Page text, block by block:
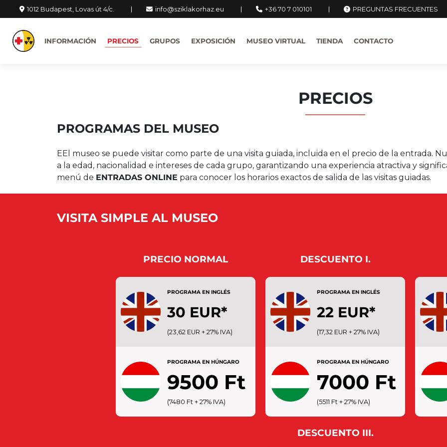
1012 Budapest, Lovas út 4/c. info@sziklakorhaz.eu +36 70 7 010101 PREGUNTAS FRECUENTES
INFORMACIÓN PRECIOS GRUPOS EXPOSICIÓN MUSEO VIRTUAL TIENDA CONTACTO
PRECIOS
PROGRAMAS DEL MUSEO
EEl museo se puede visitar como parte de una visita guiada, incluida en el precio de la entrada.
a la edad, nacionalidad e intereses de cada grupo, garantizando una experiencia atractiva y
menú de ENTRADAS ONLINE para conocer los horarios exactos de salida de las visitas guiadas.
VISITA SIMPLE AL MUSEO
PRECIO NORMAL
PROGRAMA EN INGLÉS
30 EUR*
(23,62 EUR + 27% IVA)
PROGRAMA EN HÚNGARO
9500 Ft
(7480 Ft + 27% IVA)
ADULTO: entre 18 y 65 años de
edad
FAMILIA: 1 adulto y 1 niño (entre
DESCUENTO I.
PROGRAMA EN INGLÉS
22 EUR*
(17,32 EUR + 27% IVA)
PROGRAMA EN HÚNGARO
7000 Ft
(5511 Ft + 27% IVA)
SENIOR: mayores de 65 años
años, con tarjeta ISIC
No
a
DESCUENTO III.